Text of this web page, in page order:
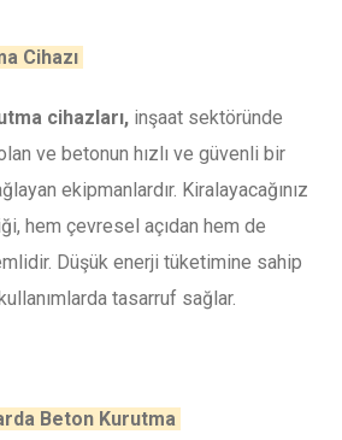
Cihazı
cihazları, inşaat sektöründe
ve betonun hızlı ve güvenli bir
ekipmanlardır. Kiralayacağınız
hem çevresel açıdan hem de
Düşük enerji tüketimine sahip
tasarruf sağlar.
Beton Kurutma